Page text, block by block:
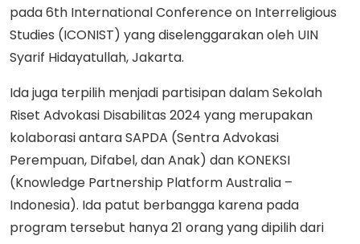
pada 6th International Conference on Interreligious
Studies (ICONIST) yang diselenggarakan oleh UIN
Syarif Hidayatullah, Jakarta.
Ida juga terpilih menjadi partisipan dalam Sekolah
Riset Advokasi Disabilitas 2024 yang merupakan
kolaborasi antara SAPDA (Sentra Advokasi
Perempuan, Difabel, dan Anak) dan KONEKSI
(Knowledge Partnership Platform Australia –
Indonesia). Ida patut berbangga karena pada
program tersebut hanya 21 orang yang dipilih dari